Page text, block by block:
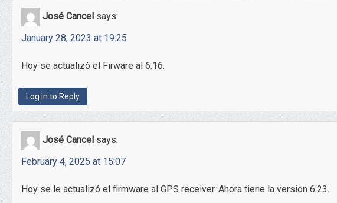
José Cancel says:
January 28, 2023 at 19:25
Hoy se actualizó el Firware al 6.16.
Log in to Reply
José Cancel says:
February 4, 2025 at 15:07
Hoy se le actualizó el firmware al GPS receiver. Ahora tiene la version 6.23.